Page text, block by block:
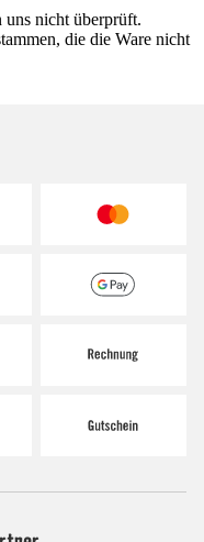
nicht überprüft.
die die Ware nicht